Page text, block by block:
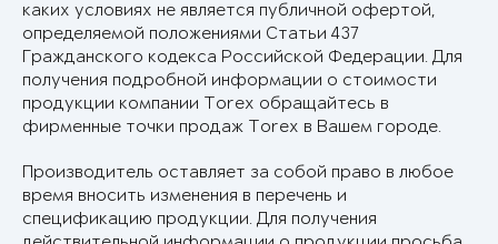
каких условиях не является публичной офертой,
определяемой положениями Статьи 437
Гражданского кодекса Российской Федерации. Для
получения подробной информации о стоимости
продукции компании Torex обращайтесь в
фирменные точки продаж Torex в Вашем городе.
Производитель оставляет за собой право в любое
время вносить изменения в перечень и
спецификацию продукции. Для получения